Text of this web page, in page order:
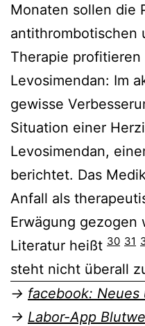
Monaten sollen die
antithrombotischen
Therapie profitieren
Levosimendan: Im
gewisse
Situation einer
Levosimendan,
berichtet. Das
Anfall als
Erwägung gezogen
Literatur heißt 30 31
steht nicht überall
→ facebook: Neues
→ Labor-App